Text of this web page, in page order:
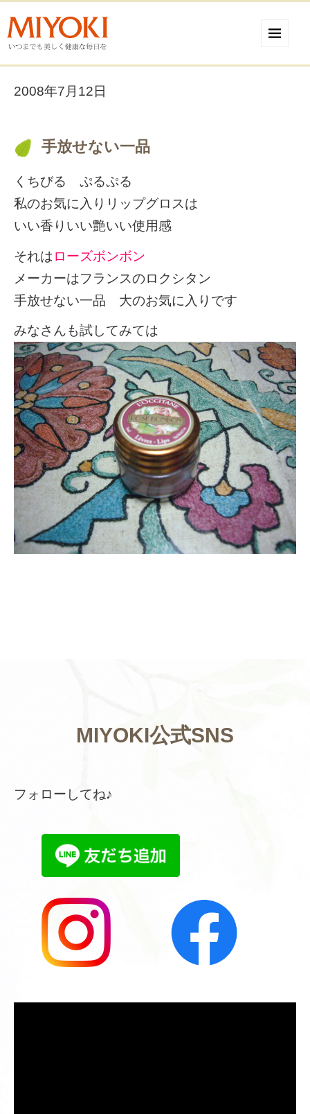
2008年7月12日
手放せない一品
くちびる ぷるぷる
私のお気に入りリップグロスは
いい香りいい艶いい使用感
それはローズボンボン
メーカーはフランスのロクシタン
手放せない一品 大のお気に入りです
みなさんも試してみては
MIYOKI公式SNS
フォローしてね♪